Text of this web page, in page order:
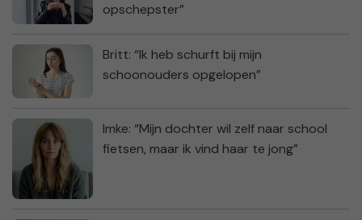
opschepster”
Britt: “Ik heb schurft bij mijn
schoonouders opgelopen”
Imke: “Mijn dochter wil zelf naar school
fietsen, maar ik vind haar te jong”